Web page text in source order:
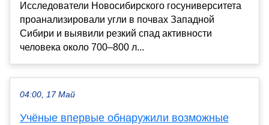
Исследователи Новосибирского госуниверситета
проанализировали угли в почвах Западной
Сибири и выявили резкий спад активности
человека около 700–800 л...
04:00, 17 Май
Учёные впервые обнаружили возможные